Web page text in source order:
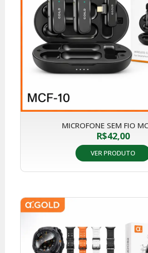
MICROFONE SEM FIO
R$42,00
VER PRODUTO